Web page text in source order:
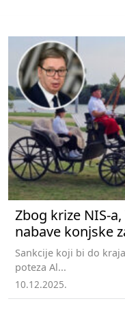
Zbog krize NIS-
nabave konjske
Sankcije koji bi do
poteza Al...
10.12.2025.